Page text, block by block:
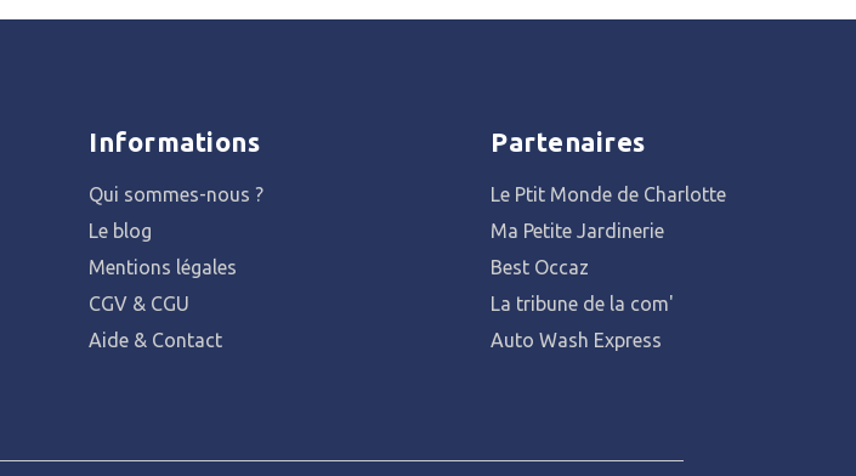
Informations
Qui sommes-nous ?
Le blog
Mentions légales
CGV & CGU
Aide & Contact
Partenaires
Le Ptit Monde de Charlotte
Ma Petite Jardinerie
Best Occaz
La tribune de la com'
Auto Wash Express